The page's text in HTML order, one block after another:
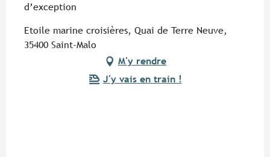
d’exception
Etoile marine croisières, Quai de Terre Neuve,
35400 Saint-Malo
M'y rendre
J'y vais en train !